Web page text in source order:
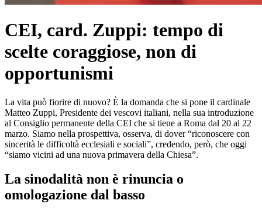
CEI, card. Zuppi: tempo di
scelte coraggiose, non di
opportunismi
La vita può fiorire di nuovo? È la domanda che si pone il cardinale
Matteo Zuppi, Presidente dei vescovi italiani, nella sua introduzione
al Consiglio permanente della CEI che si tiene a Roma dal 20 al 22
marzo. Siamo nella prospettiva, osserva, di dover “riconoscere con
sincerità le difficoltà ecclesiali e sociali”, credendo, però, che oggi
“siamo vicini ad una nuova primavera della Chiesa”.
La sinodalità non è rinuncia o
omologazione dal basso